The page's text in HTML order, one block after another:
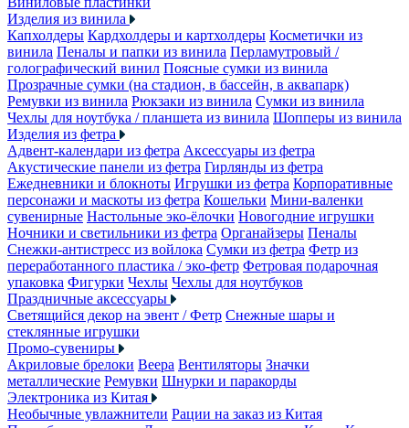
Изделия из винила
Капхолдеры Кардхолдеры и картхолдеры Косметички из
винила Пеналы и папки из винила Перламутровый /
голографический винил Поясные сумки из винила
Прозрачные сумки (на стадион, в бассейн, в аквапарк)
Ремувки из винила Рюкзаки из винила Сумки из винила
Чехлы для ноутбука / планшета из винила Шопперы из винила
Изделия из фетра
Адвент-календари из фетра Аксессуары из фетра
Акустические панели из фетра Гирлянды из фетра
Ежедневники и блокноты Игрушки из фетра Корпоративные
персонажи и маскоты из фетра Кошельки Мини-валенки
сувенирные Настольные эко-ёлочки Новогодние игрушки
Ночники и светильники из фетра Органайзеры Пеналы
Снежки-антистресс из войлока Сумки из фетра Фетр из
переработанного пластика / эко-фетр Фетровая подарочная
упаковка Фигурки Чехлы Чехлы для ноутбуков
Праздничные аксессуары
Светящийся декор на эвент / Фетр Снежные шары и
стеклянные игрушки
Промо-сувениры
Акриловые брелоки Веера Вентиляторы Значки
металлические Ремувки Шнурки и паракорды
Электроника из Китая
Необычные увлажнители Рации на заказ из Китая